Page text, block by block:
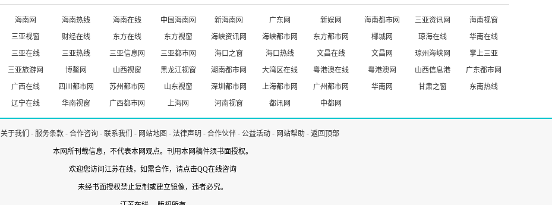
海南网 海南热线 海南在线 中国海南网 新海南网 广东网 新娱网 海南都市网 三亚资讯网
海南视窗
三亚视窗 财经在线 东方在线 东方视窗 海峡资讯网 海峡都市网 东方都市网 椰城网 琼海在线
华南在线
三亚在线 三亚热线 三亚信息网 三亚都市网 海口之窗 海口热线 文昌在线 文昌网 琼州海峡网
掌上三亚
三亚旅游网 博鳌网 山西视窗 黑龙江视窗 湖南都市网 大湾区在线 粤港澳在线 粤港澳网 山西信息港
广东都市网
广西在线 四川都市网 苏州都市网 山东视窗 深圳都市网 上海都市网 广州都市网 华南网 甘肃之窗
东南热线
辽宁在线 华南视窗 广西都市网 上海网 河南视窗 都讯网 中都网
关于我们 - 服务条款 - 合作咨询 - 联系我们 - 网站地图 - 法律声明 - 合作伙伴 - 公益活动 - 网站帮助 - 返回顶部
本网所刊载信息，不代表本网观点。刊用本网稿件须书面授权。
欢迎您访问江苏在线，如需合作， 请点击QQ在线咨询
未经书面授权禁止复制或建立镜像，违者必究。